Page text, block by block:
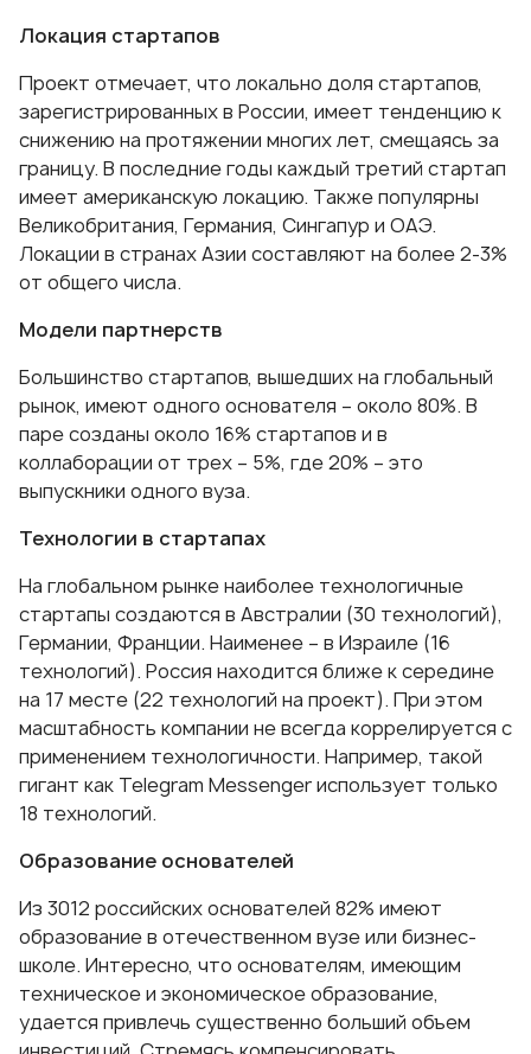
Локация стартапов
Проект отмечает, что локально доля стартапов,
зарегистрированных в России, имеет тенденцию к
снижению на протяжении многих лет, смещаясь за
границу. В последние годы каждый третий стартап
имеет американскую локацию. Также популярны
Великобритания, Германия, Сингапур и ОАЭ.
Локации в странах Азии составляют на более 2-3%
от общего числа.
Модели партнерств
Большинство стартапов, вышедших на глобальный
рынок, имеют одного основателя – около 80%. В
паре созданы около 16% стартапов и в
коллаборации от трех – 5%, где 20% – это
выпускники одного вуза.
Технологии в стартапах
На глобальном рынке наиболее технологичные
стартапы создаются в Австралии (30 технологий),
Германии, Франции. Наименее – в Израиле (16
технологий). Россия находится ближе к середине
на 17 месте (22 технологий на проект). При этом
масштабность компании не всегда коррелируется с
применением технологичности. Например, такой
гигант как Telegram Messenger использует только
18 технологий.
Образование основателей
Из 3012 российских основателей 82% имеют
образование в отечественном вузе или бизнес-
школе. Интересно, что основателям, имеющим
техническое и экономическое образование,
удается привлечь существенно больший объем